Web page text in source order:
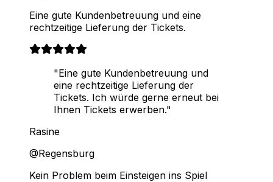
Eine gute Kundenbetreuung und eine
rechtzeitige Lieferung der Tickets.
"Eine gute Kundenbetreuung und
eine rechtzeitige Lieferung der
Tickets. Ich würde gerne erneut bei
Ihnen Tickets erwerben."
Rasine
@Regensburg
Kein Problem beim Einsteigen ins Spiel